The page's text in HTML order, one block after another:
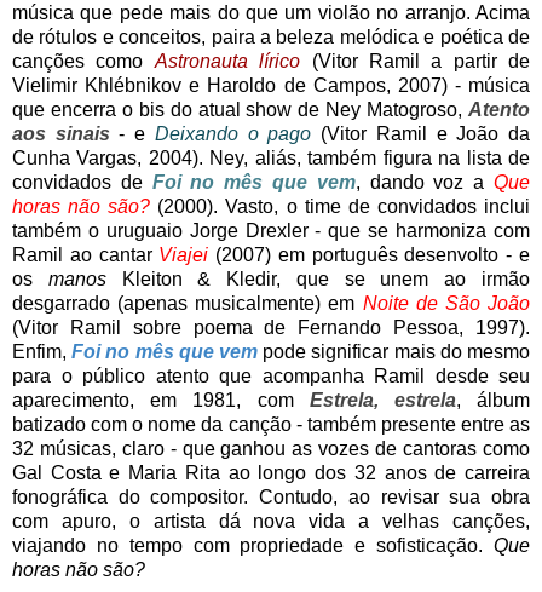
música que pede mais do que um violão no arranjo. Acima
de rótulos e conceitos, paira a beleza melódica e poética de
canções como Astronauta lírico
(Vitor Ramil a partir de
Vielimir Khlébnikov e Haroldo de Campos, 2007) - música
que encerra o bis do atual show de Ney Matogroso, Atento
aos sinais - e Deixando o pago (Vitor Ramil e João da
Cunha Vargas, 2004). Ney, aliás, também figura na lista de
convidados de Foi no mês que vem, dando voz aQue
horas não são? (2000). Vasto, o time de convidados inclui
também o uruguaio Jorge Drexler - que se harmoniza com
Ramil ao cantar Viajei (2007) em português desenvolto - e
os manosKleiton & Kledir, que se unem ao irmão
desgarrado (apenas musicalmente) em Noite de São João
(Vitor Ramil sobre poema de Fernando Pessoa, 1997).
Enfim,Foi no mês que vem pode significar mais do mesmo
para o público atento que acompanha Ramil desde seu
aparecimento, em 1981, com Estrela, estrela, álbum
batizado com o nome da canção - também presente entre as
32 músicas, claro - que ganhou as vozes de cantoras como
Gal Costa e Maria Rita ao longo dos 32 anos de carreira
fonográfica do compositor. Contudo, ao revisar sua obra
com apuro, o artista dá nova vida a velhas canções,
viajando no tempo com propriedade e sofisticação. Que
horas não são?